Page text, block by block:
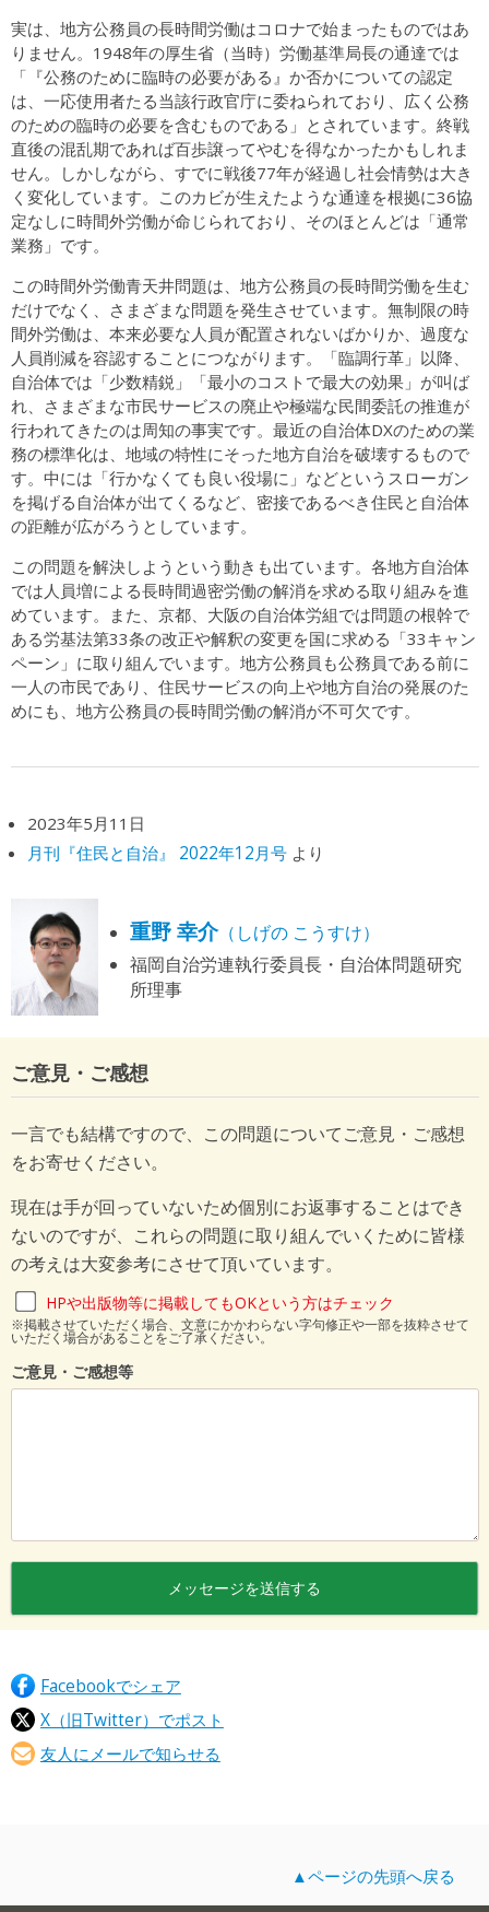
実は、地方公務員の長時間労働はコロナで始まったものではあ
りません。1948年の厚生省（当時）労働基準局長の通達では
「『公務のために臨時の必要がある』か否かについての認定
は、一応使用者たる当該行政官庁に委ねられており、広く公務
のための臨時の必要を含むものである」とされています。終戦
直後の混乱期であれば百歩譲ってやむを得なかったかもしれま
せん。しかしながら、すでに戦後77年が経過し社会情勢は大き
く変化しています。このカビが生えたような通達を根拠に36協
定なしに時間外労働が命じられており、そのほとんどは「通常
業務」です。
この時間外労働青天井問題は、地方公務員の長時間労働を生む
だけでなく、さまざまな問題を発生させています。無制限の時
間外労働は、本来必要な人員が配置されないばかりか、過度な
人員削減を容認することにつながります。「臨調行革」以降、
自治体では「少数精鋭」「最小のコストで最大の効果」が叫ば
れ、さまざまな市民サービスの廃止や極端な民間委託の推進が
行われてきたのは周知の事実です。最近の自治体DXのための業
務の標準化は、地域の特性にそった地方自治を破壊するもので
す。中には「行かなくても良い役場に」などというスローガン
を掲げる自治体が出てくるなど、密接であるべき住民と自治体
の距離が広がろうとしています。
この問題を解決しようという動きも出ています。各地方自治体
では人員増による長時間過密労働の解消を求める取り組みを進
めています。また、京都、大阪の自治体労組では問題の根幹で
ある労基法第33条の改正や解釈の変更を国に求める「33キャン
ペーン」に取り組んでいます。地方公務員も公務員である前に
一人の市民であり、住民サービスの向上や地方自治の発展のた
めにも、地方公務員の長時間労働の解消が不可欠です。
2023年5月11日
月刊『住民と自治』 2022年12月号より
重野 幸介（しげの こうすけ）
福岡自治労連執行委員長・自治体問題研究
所理事
ご意見・ご感想
一言でも結構ですので、この問題についてご意見・ご感想
をお寄せください。
現在は手が回っていないため個別にお返事することはでき
ないのですが、これらの問題に取り組んでいくために皆様
の考えは大変参考にさせて頂いています。
HPや出版物等に掲載してもOKという方はチェック
※掲載させていただく場合、文意にかかわらない字句修正や一部を抜粋させて
いただく場合があることをご了承ください。
ご意見・ご感想等
Facebookでシェア
X（旧Twitter）でポスト
友人にメールで知らせる
▲ページの先頭へ戻る